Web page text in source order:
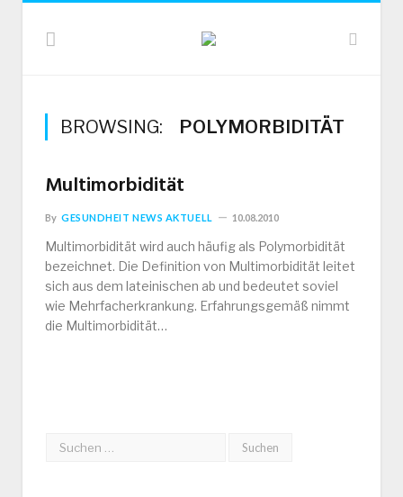
BROWSING: POLYMORBIDITÄT
Multimorbidität
By GESUNDHEIT NEWS AKTUELL 10.08.2010
Multimorbidität wird auch häufig als Polymorbidität
bezeichnet. Die Definition von Multimorbidität leitet
sich aus dem lateinischen ab und bedeutet soviel
wie Mehrfacherkrankung. Erfahrungsgemäß nimmt
die Multimorbidität…